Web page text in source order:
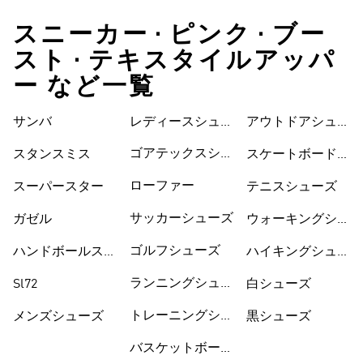
スニーカー • ピンク • ブー
スト • テキスタイルアッパ
ー など一覧
サンバ
スタンスミス
スーパースター
ガゼル
ハンドボールスペ
Sl72
メンズシューズ
レディースシュー
ゴアテックスシュ
ローファー
サッカーシューズ
ゴルフシューズ
ランニングシュー
トレーニングシュ
バスケットボール
シューズ
アウトドアシュー
スケートボードシ
テニスシューズ
ウォーキングシュ
ハイキングシュー
白シューズ
黒シューズ